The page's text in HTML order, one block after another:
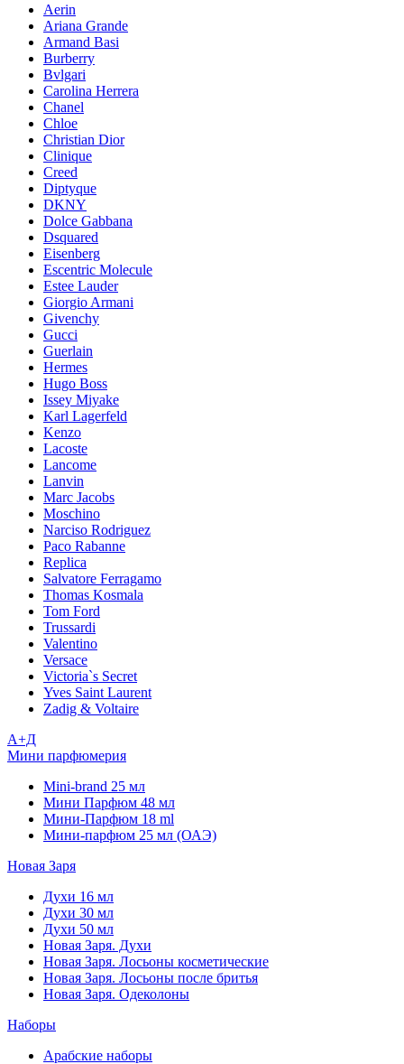
Aerin
Ariana Grande
Armand Basi
Burberry
Bvlgari
Carolina Herrera
Chanel
Chloe
Christian Dior
Clinique
Creed
Diptyque
DKNY
Dolce Gabbana
Dsquared
Eisenberg
Escentric Molecule
Estee Lauder
Giorgio Armani
Givenchy
Gucci
Guerlain
Hermes
Hugo Boss
Issey Miyake
Karl Lagerfeld
Kenzo
Lacoste
Lancome
Lanvin
Marc Jacobs
Moschino
Narciso Rodriguez
Paco Rabanne
Replica
Salvatore Ferragamo
Thomas Kosmala
Tom Ford
Trussardi
Valentino
Versace
Victoria`s Secret
Yves Saint Laurent
Zadig & Voltaire
А+Д
Мини парфюмерия
Mini-brand 25 мл
Мини Парфюм 48 мл
Мини-Парфюм 18 ml
Мини-парфюм 25 мл (ОАЭ)
Новая Заря
Духи 16 мл
Духи 30 мл
Духи 50 мл
Новая Заря. Духи
Новая Заря. Лосьоны косметические
Новая Заря. Лосьоны после бритья
Новая Заря. Одеколоны
Наборы
Арабские наборы